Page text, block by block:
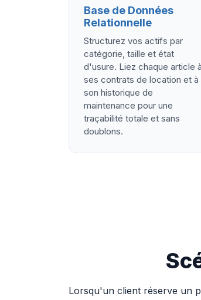
Base de Données
Relationnelle
Structurez vos actifs par
catégorie, taille et état
d'usure. Liez chaque article à
ses contrats de location et à
son historique de
maintenance pour une
traçabilité totale et sans
doublons.
Lorsqu'un client réserve un